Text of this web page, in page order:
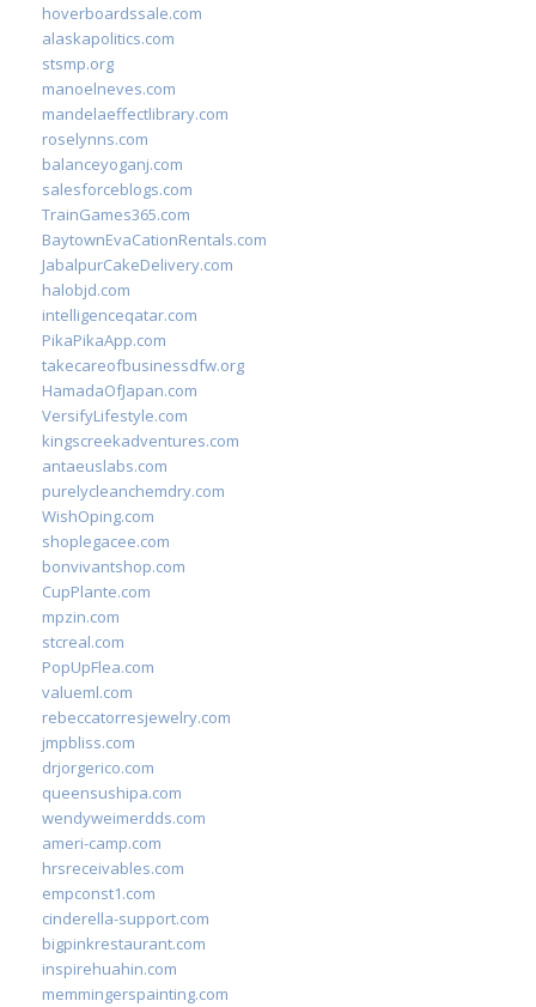
hoverboardssale.com
alaskapolitics.com
stsmp.org
manoelneves.com
mandelaeffectlibrary.com
roselynns.com
balanceyoganj.com
salesforceblogs.com
TrainGames365.com
BaytownEvaCationRentals.com
JabalpurCakeDelivery.com
halobjd.com
intelligenceqatar.com
PikaPikaApp.com
takecareofbusinessdfw.org
HamadaOfJapan.com
VersifyLifestyle.com
kingscreekadventures.com
antaeuslabs.com
purelycleanchemdry.com
WishOping.com
shoplegacee.com
bonvivantshop.com
CupPlante.com
mpzin.com
stcreal.com
PopUpFlea.com
valueml.com
rebeccatorresjewelry.com
jmpbliss.com
drjorgerico.com
queensushipa.com
wendyweimerdds.com
ameri-camp.com
hrsreceivables.com
empconst1.com
cinderella-support.com
bigpinkrestaurant.com
inspirehuahin.com
memmingerspainting.com